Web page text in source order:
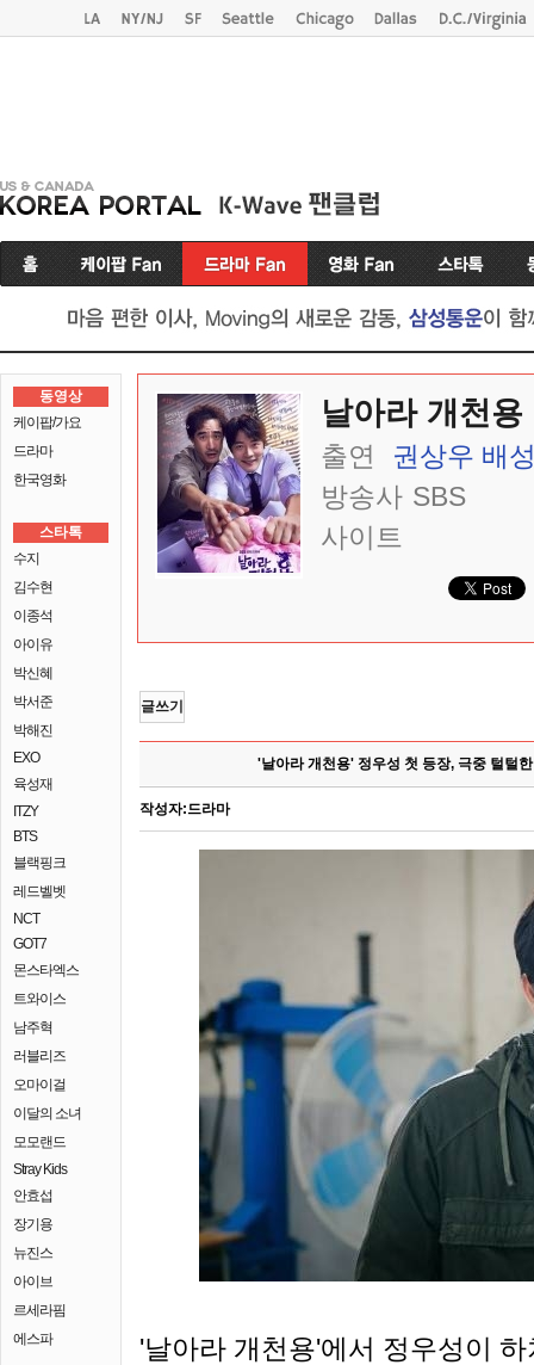
동영상
케이팝/가요
드라마
한국영화
스타톡
수지
김수현
이종석
아이유
박신혜
박서준
박해진
EXO
육성재
ITZY
BTS
블랙핑크
레드벨벳
NCT
GOT7
몬스타엑스
트와이스
남주혁
러블리즈
오마이걸
이달의 소녀
모모랜드
Stray Kids
안효섭
장기용
뉴진스
아이브
르세라핌
에스파
날아라 개천용
출연
권상우 배
방송사 SBS
사이트
글쓰기
'날아라 개천용' 정우성 첫 등장, 극중 털털
작성자:드라마
'날아라 개천용'에서 정우성이